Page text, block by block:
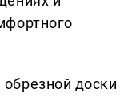
доски